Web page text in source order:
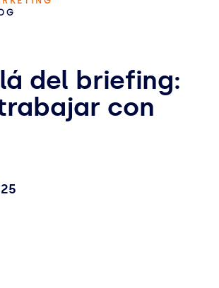
del briefing:
con